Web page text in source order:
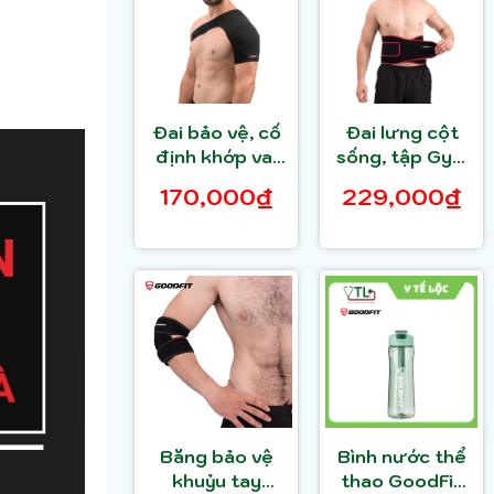
Đai bảo vệ, cố
định khớp vai
GF702S
170,000₫
Đai lưng cột
sống, tập Gym
GF723WS
229,000₫
Băng bảo vệ
khuỷu tay
Bình nước thể
thao GoodFit